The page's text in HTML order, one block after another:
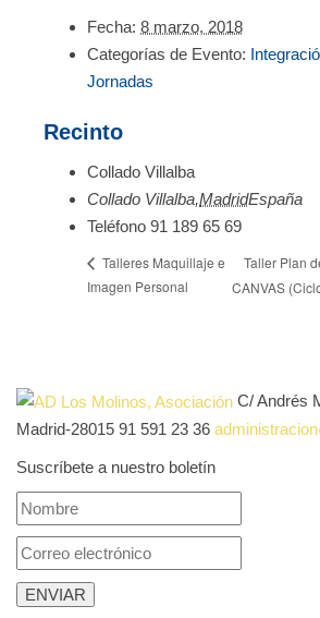
Fecha: 8 marzo, 2018
Categorías de Evento:
Jornadas
Recinto
Collado Villalba
Collado Villalba,MadridEspaña
Teléfono 91 189 65 69
Talleres Maquillaje e
Imagen Personal
Taller Plan
CANVAS
C/ Andrés
Madrid-28015 91 591 23 36
Suscríbete a nuestro boletín